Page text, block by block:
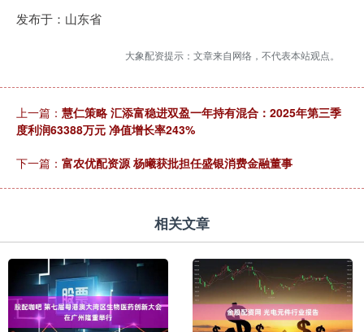
发布于：山东省
大象配资提示：文章来自网络，不代表本站观点。
上一篇： 慧仁策略 汇添富稳进双盈一年持有混合：2025年第三季
度利润63388万元 净值增长率243%
下一篇： 富农优配资源 杨曦获批担任盛银消费金融董事
相关文章